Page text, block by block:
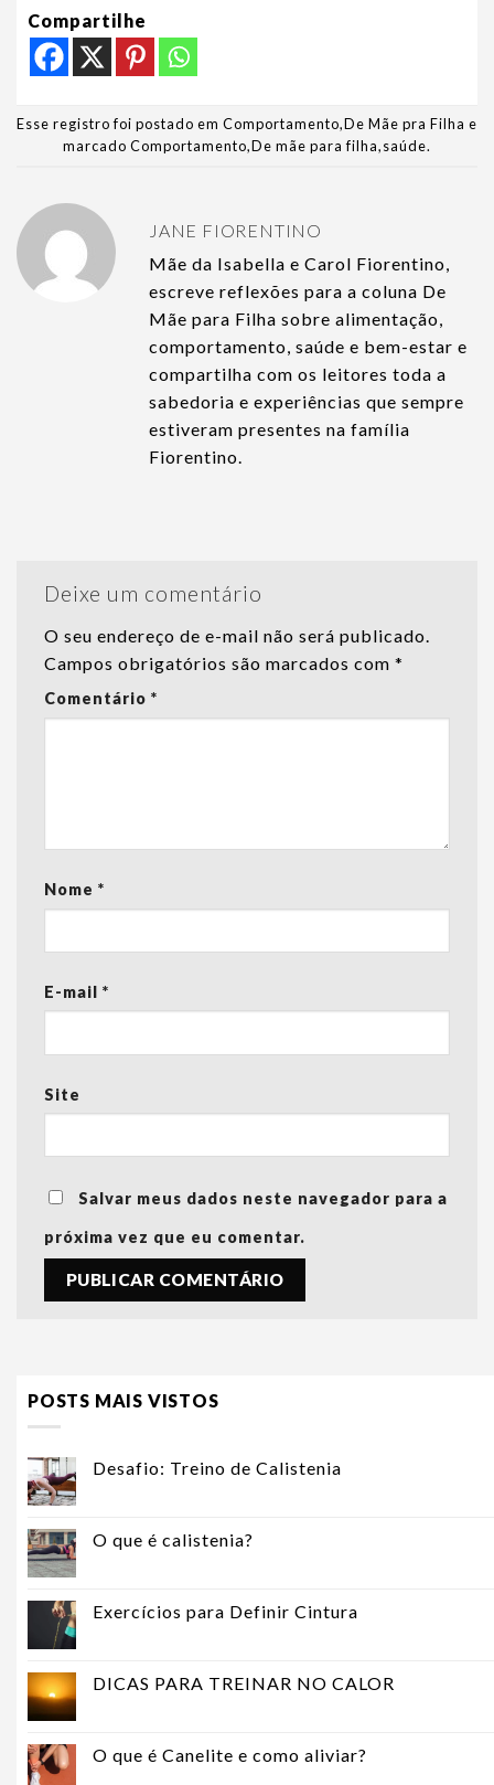
Compartilhe
Esse registro foi postado em Comportamento,De Mãe pra Filha e
marcado Comportamento,De mãe para filha,saúde.
JANE FIORENTINO
Mãe da Isabella e Carol Fiorentino,
escreve reflexões para a coluna De
Mãe para Filha sobre alimentação,
comportamento, saúde e bem-estar e
compartilha com os leitores toda a
sabedoria e experiências que sempre
estiveram presentes na família
Fiorentino.
Deixe um comentário
O seu endereço de e-mail não será publicado.
Campos obrigatórios são marcados com *
Comentário *
Nome *
E-mail *
Site
Salvar meus dados neste navegador para a
próxima vez que eu comentar.
POSTS MAIS VISTOS
Desafio: Treino de Calistenia
O que é calistenia?
Exercícios para Definir Cintura
DICAS PARA TREINAR NO CALOR
O que é Canelite e como aliviar?